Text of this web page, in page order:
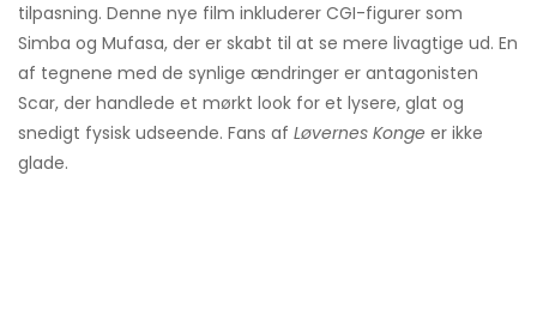
tilpasning. Denne nye film inkluderer CGI-figurer som
Simba og Mufasa, der er skabt til at se mere livagtige ud. En
af tegnene med de synlige ændringer er antagonisten
Scar, der handlede et mørkt look for et lysere, glat og
snedigt fysisk udseende. Fans af Løvernes Konge er ikke
glade.